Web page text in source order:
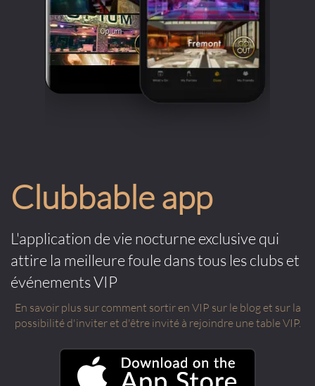
Clubbable app
L'application de vie nocturne exclusive qui
attire la meilleure foule dans tous les clubs et
événements VIP
En savoir plus sur comment sortir en VIP sur le blog et sur la
possibilité d'inviter et d'être invité à rejoindre une table VIP.